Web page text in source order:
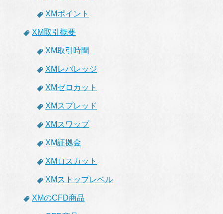
XMポイント
XM取引概要
XM取引時間
XMレバレッジ
XMゼロカット
XMスプレッド
XMスワップ
XM証拠金
XMロスカット
XMストップレベル
XMのCFD商品